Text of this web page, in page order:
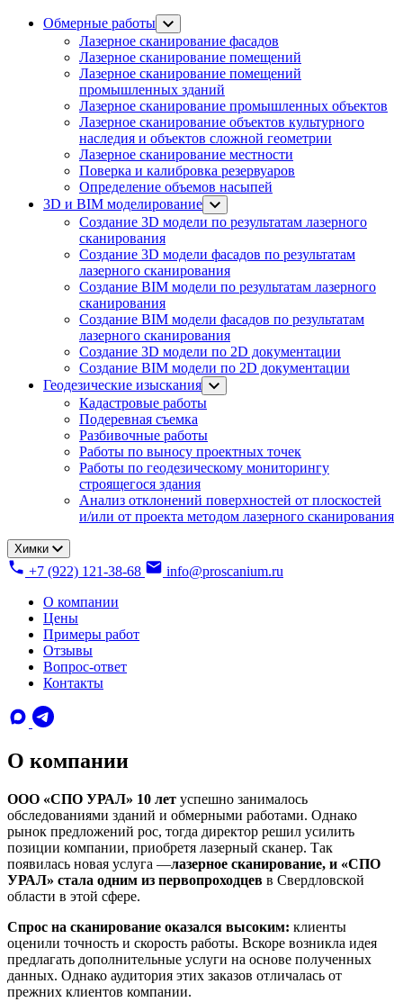
Обмерные работы
Лазерное сканирование фасадов
Лазерное сканирование помещений
Лазерное сканирование помещений
промышленных зданий
Лазерное сканирование промышленных объектов
Лазерное сканирование объектов культурного
наследия и объектов сложной геометрии
Лазерное сканирование местности
Поверка и калибровка резервуаров
Определение объемов насы​​пей
3D и BIM моделирование
Создание 3D модели по результатам лазерного
сканирования
Создание 3D модели фасадов по результатам
лазерного сканирования
Создание BIM модели по результатам лазерного
сканирования
Создание BIM модели фасадов по результатам
лазерного сканирования
Создание 3D модели по 2D документации
Создание BIM модели по 2D документации
Геодезические изыскания
Кадастровые работы
Подеревная съемка
Разбивочные работы
Работы по выносу проектных точек
Работы по геодезическому мониторингу
строящегося здания
Анализ отклонений поверхностей от плоскостей
и/или от проекта методом лазерного сканирования
Химки
+7 (922) 121-38-68
info@proscanium.ru
О компании
Цены
Примеры работ
Отзывы
Вопрос-ответ
Контакты
О компании
ООО «СПО УРАЛ» 10 лет успешно занималось
обследованиями зданий и обмерными работами. Однако
рынок предложений рос, тогда директор решил усилить
позиции компании, приобретя лазерный сканер. Так
появилась новая услуга —лазерное сканирование, и «СПО
УРАЛ» стала одним из первопроходцев в Свердловской
области в этой сфере.
Спрос на сканирование оказался высоким: клиенты
оценили точность и скорость работы. Вскоре возникла идея
предлагать дополнительные услуги на основе полученных
данных. Однако аудитория этих заказов отличалась от
прежних клиентов компании.